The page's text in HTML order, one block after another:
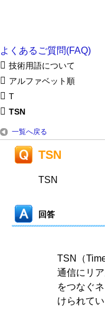
よくあるご質問(FAQ)
技術用語について
アルファベット順
T
TSN
一覧へ戻る
TSN
TSN
回答
TSN
（
通信にリ
をつなぐ
けられて